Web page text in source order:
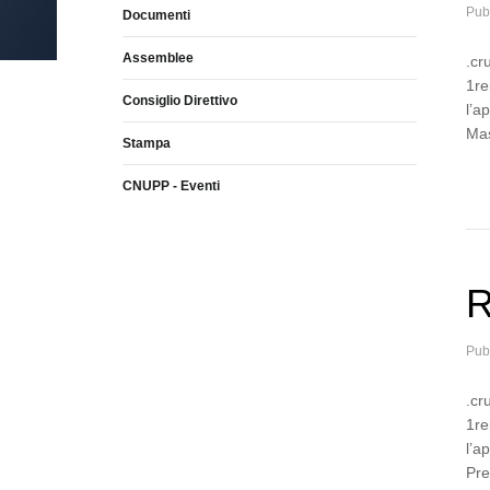
Documenti
Assemblee
Consiglio Direttivo
Stampa
CNUPP - Eventi